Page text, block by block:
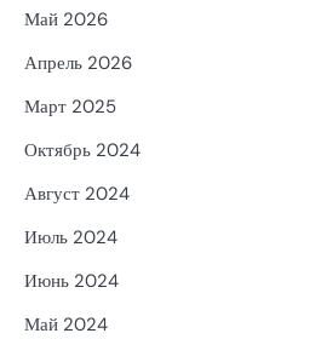
Май 2026
Апрель 2026
Март 2025
Октябрь 2024
Август 2024
Июль 2024
Июнь 2024
Май 2024